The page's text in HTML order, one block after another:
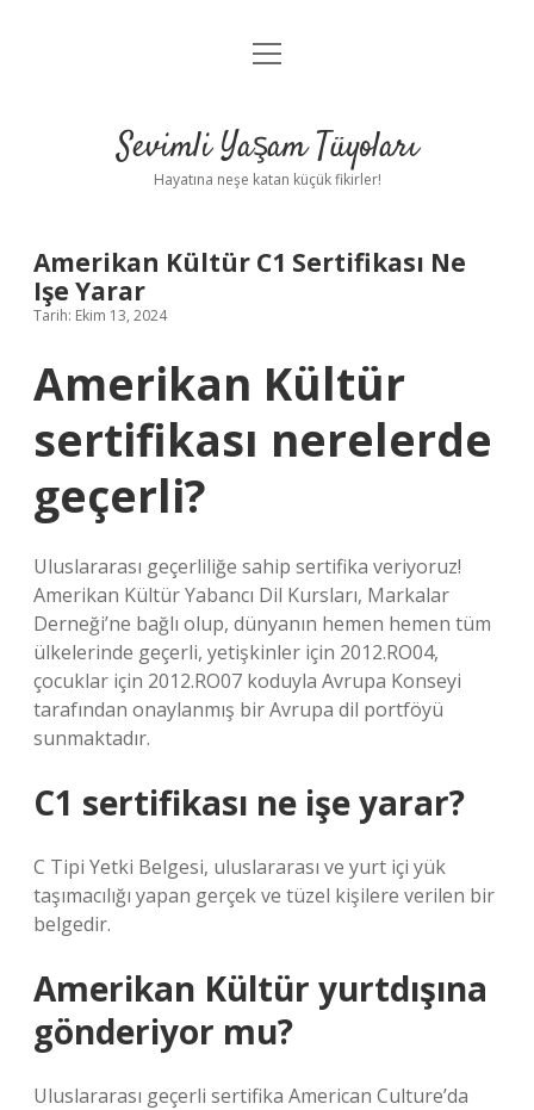
Anasayfa
Yasal Uyarı
menüyü
Sevimli Yaşam Tüyoları
Hayatına neşe katan küçük fikirler!
Amerikan Kültür C1 Sertifikası Ne
Işe Yarar
Tarih: Ekim 13, 2024
Amerikan Kültür
sertifikası nerelerde
geçerli?
Uluslararası geçerliliğe sahip sertifika veriyoruz!
Amerikan Kültür Yabancı Dil Kursları, Markalar
Derneği’ne bağlı olup, dünyanın hemen hemen tüm
ülkelerinde geçerli, yetişkinler için 2012.RO04,
çocuklar için 2012.RO07 koduyla Avrupa Konseyi
tarafından onaylanmış bir Avrupa dil portföyü
sunmaktadır.
C1 sertifikası ne işe yarar?
C Tipi Yetki Belgesi, uluslararası ve yurt içi yük
taşımacılığı yapan gerçek ve tüzel kişilere verilen bir
belgedir.
Amerikan Kültür yurtdışına
gönderiyor mu?
Uluslararası geçerli sertifika American Culture’da